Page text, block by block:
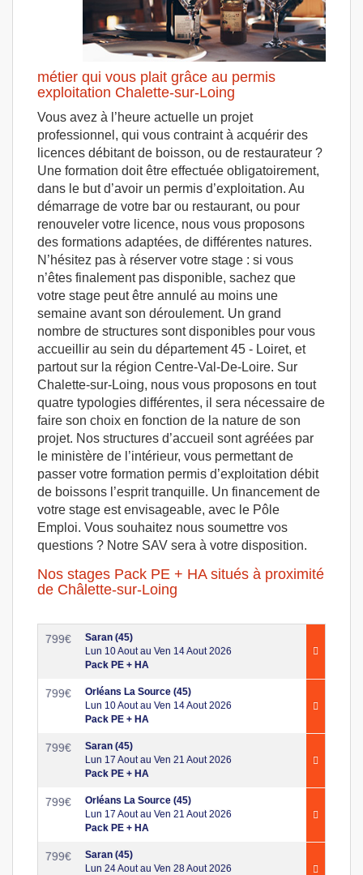
métier qui vous plait grâce au permis
exploitation Chalette-sur-Loing
Vous avez à l’heure actuelle un projet
professionnel, qui vous contraint à acquérir des
licences débitant de boisson, ou de restaurateur ?
Une formation doit être effectuée obligatoirement,
dans le but d’avoir un permis d’exploitation. Au
démarrage de votre bar ou restaurant, ou pour
renouveler votre licence, nous vous proposons
des formations adaptées, de différentes natures.
N’hésitez pas à réserver votre stage : si vous
n’êtes finalement pas disponible, sachez que
votre stage peut être annulé au moins une
semaine avant son déroulement. Un grand
nombre de structures sont disponibles pour vous
accueillir au sein du département 45 - Loiret, et
partout sur la région Centre-Val-De-Loire. Sur
Chalette-sur-Loing, nous vous proposons en tout
quatre typologies différentes, il sera nécessaire de
faire son choix en fonction de la nature de son
projet. Nos structures d’accueil sont agréées par
le ministère de l’intérieur, vous permettant de
passer votre formation permis d’exploitation débit
de boissons l’esprit tranquille. Un financement de
votre stage est envisageable, avec le Pôle
Emploi. Vous souhaitez nous soumettre vos
questions ? Notre SAV sera à votre disposition.
Nos stages Pack PE + HA situés à proximité
de Châlette-sur-Loing
799€
Saran (45)
Lun 10 Aout au Ven 14 Aout 2026
Pack PE + HA
799€
Orléans La Source (45)
Lun 10 Aout au Ven 14 Aout 2026
Pack PE + HA
799€
Saran (45)
Lun 17 Aout au Ven 21 Aout 2026
Pack PE + HA
799€
Orléans La Source (45)
Lun 17 Aout au Ven 21 Aout 2026
Pack PE + HA
799€
Saran (45)
Lun 24 Aout au Ven 28 Aout 2026